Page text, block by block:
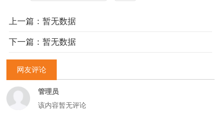
上一篇：暂无数据
下一篇：暂无数据
网友评论
管理员
该内容暂无评论